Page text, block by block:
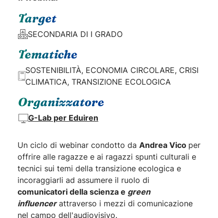
Target
SECONDARIA DI I GRADO
Tematiche
SOSTENIBILITÀ, ECONOMIA CIRCOLARE, CRISI
CLIMATICA, TRANSIZIONE ECOLOGICA
Organizzatore
G-Lab per Eduiren
Un ciclo di webinar condotto da Andrea Vico per
offrire alle ragazze e ai ragazzi spunti culturali e
tecnici sui temi della transizione ecologica e
incoraggiarli ad assumere il ruolo di
comunicatori della scienza e green
influencerattraverso i mezzi di comunicazione
nel campo dell'audiovisivo.